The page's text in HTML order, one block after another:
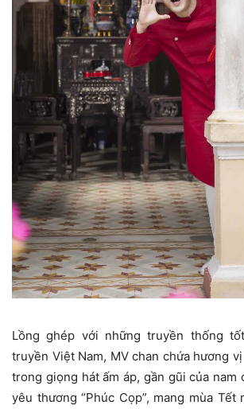
Lồng ghép với những truyền thống
truyền Việt Nam, MV chan chứa hương
trong giọng hát ấm áp, gần gũi của nam
yêu thương “Phúc Cọp”, mang mùa Tết